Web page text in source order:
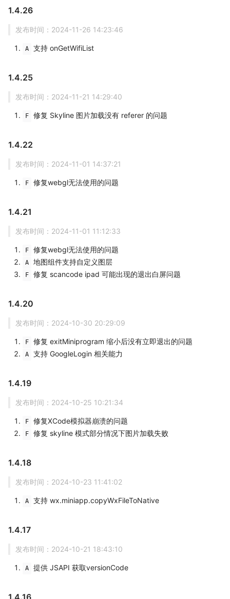
1.4.26
发布时间：2024-11-26 14:23:46
A 支持 onGetWifiList
1.4.25
发布时间：2024-11-21 14:29:40
F 修复 Skyline 图片加载没有 referer 的问题
1.4.22
发布时间：2024-11-01 14:37:21
F 修复webgl无法使用的问题
1.4.21
发布时间：2024-11-01 11:12:33
F 修复webgl无法使用的问题
A 地图组件支持自定义图层
F 修复 scancode ipad 可能出现的退出白屏问题
1.4.20
发布时间：2024-10-30 20:29:09
F 修复 exitMiniprogram 缩小后没有立即退出的问题
A 支持 GoogleLogin 相关能力
1.4.19
发布时间：2024-10-25 10:21:34
F 修复XCode模拟器崩溃的问题
F 修复 skyline 模式部分情况下图片加载失败
1.4.18
发布时间：2024-10-23 11:41:02
A 支持 wx.miniapp.copyWxFileToNative
1.4.17
发布时间：2024-10-21 18:43:10
A 提供 JSAPI 获取versionCode